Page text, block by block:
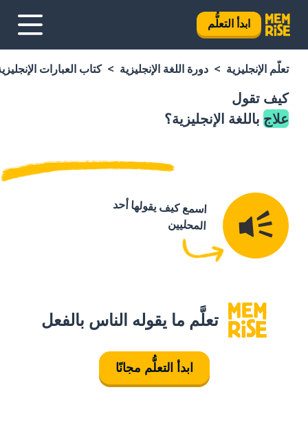
ابدأ التعلُّم
تعلَّم الإنجليزية دورة اللغة الإنجليزية كتاب العبارات
كيف تقول
علاج باللغة الإنجليزية؟
اسمع كيف يقولها أحد
المحليين
تعلَّم ما يقوله الناس بالفعل
ابدأ التعلُّم مجانًا